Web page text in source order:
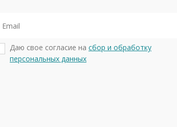
Даю свое согласие на сбор и обработку
персональных данных